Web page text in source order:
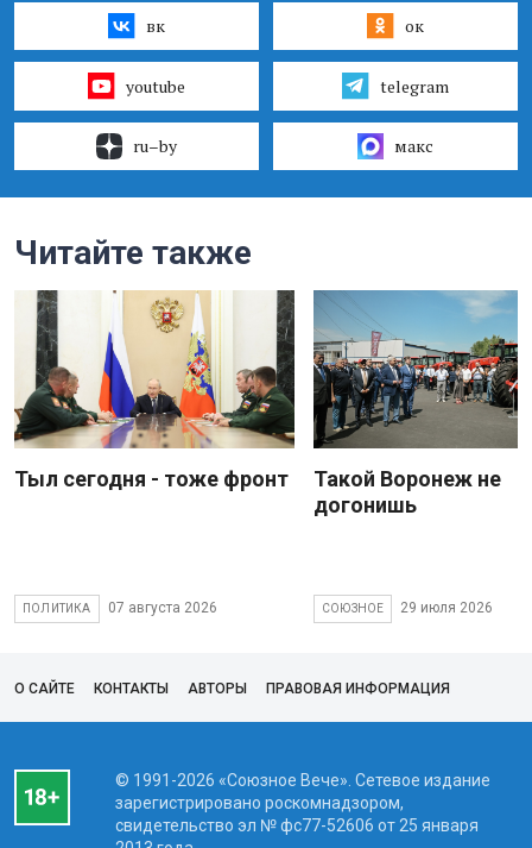
вк ок
youtube telegram
ru–by макс
Читайте также
Тыл сегодня - тоже фронт
ПОЛИТИКА 07 августа 2026
Такой Воронеж не
догонишь
СОЮЗНОЕ 29 июля 2026
О САЙТЕ КОНТАКТЫ АВТОРЫ ПРАВОВАЯ ИНФОРМАЦИЯ
© 1991-2026 «Союзное Вече». Сетевое издание
зарегистрировано роскомнадзором,
свидетельство эл № фc77-52606 от 25 января